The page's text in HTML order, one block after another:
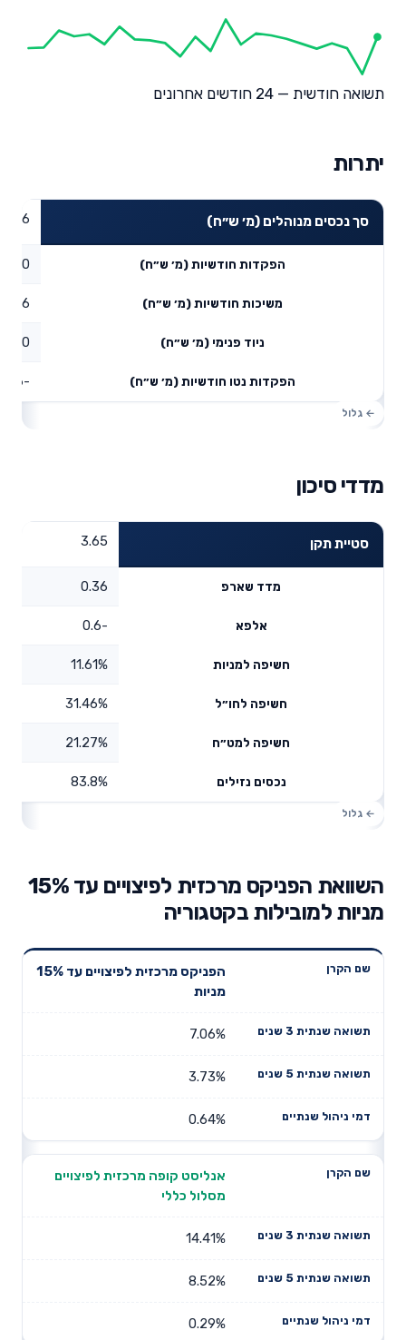
תשואה חודשית — 24 חודשים אחרונים
יתרות
סך נכסים מנוהלים (מ׳ ש״ח)
הפקדות חודשיות (מ׳ ש״ח) 0
משיכות חודשיות (מ׳ ש״ח) 0.36
ניוד פנימי (מ׳ ש״ח) 0
הפקדות נטו חודשיות (מ׳ ש״ח) -0.36
מדדי סיכון
סטיית תקן 3.65
מדד שארפ 0.36
אלפא -0.6
חשיפה למניות 11.61%
חשיפה לחו״ל 31.46%
חשיפה למט״ח 21.27%
נכסים נזילים 83.8%
השוואת הפניקס מרכזית לפיצויים עד 15%
מניות למובילות בקטגוריה
שנתית 3
תשואה
דמי ניהול
הפניקס מרכזית לפיצויים עד 15%
מניות
7.06%
3.73%
0.64%
אנליסט קופה מרכזית לפיצויים
מסלול כללי
14.41%
8.52%
0.29%